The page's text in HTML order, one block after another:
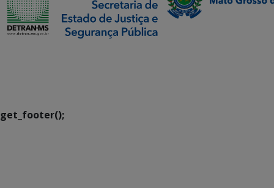
get_footer();